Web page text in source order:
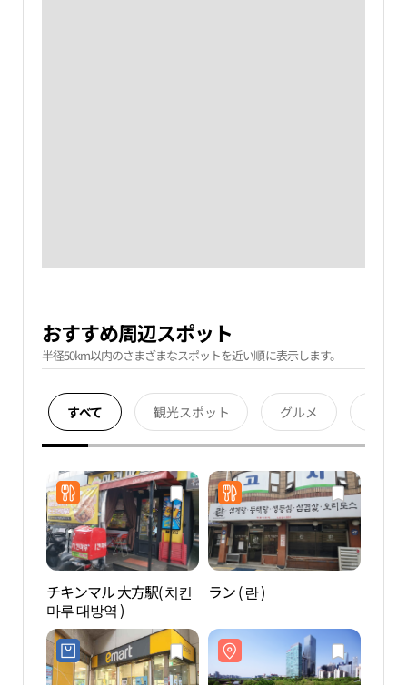
おすすめ周辺スポット
半径50km以内のさまざまなスポットを近い順に表示します。
すべて 観光スポット グルメ
チキンマル 大方駅( 치킨
마루 대방역 )
ラン ( 란 )